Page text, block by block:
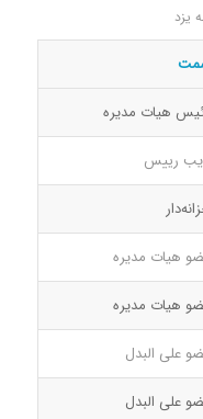
یزد
هيات مديره
رییس
هیات مدیره
هیات مدیره
علی البدل
علی البدل